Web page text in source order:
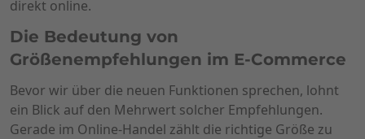
direkt online.
Die Bedeutung von
Größenempfehlungen im E-Commerce
Bevor wir über die neuen Funktionen sprechen, lohnt
ein Blick auf den Mehrwert solcher Empfehlungen.
Gerade im Online-Handel zählt die richtige Größe zu